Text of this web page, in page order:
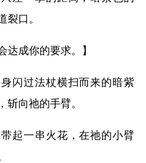
裂口。
达成你的要求。】
闪过法杖横扫而来的暗紫
斩向祂的手臂。
起一串火花，在祂的小臂